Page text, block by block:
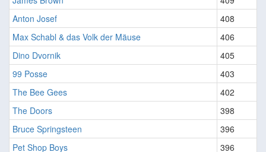
Anton Josef
408
Max Schabl & das Volk der Mäuse
406
Dino Dvornik
405
99 Posse
403
The Bee Gees
402
The Doors
398
Bruce Springsteen
396
Pet Shop Boys
396